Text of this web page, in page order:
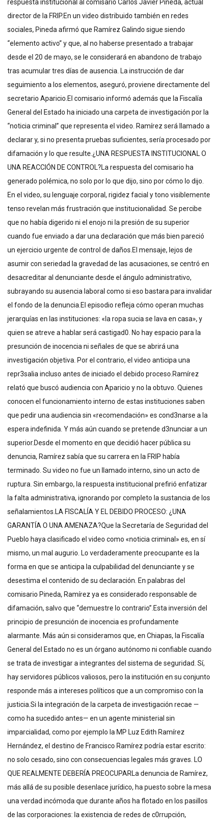
respuesta institucional al comisario Carlos Javier Pineda, actual
director de la FRIP.En un video distribuido también en redes
sociales, Pineda afirmó que Ramírez Galindo sigue siendo
“elemento activo” y que, al no haberse presentado a trabajar
desde el 20 de mayo, se le considerará en abandono de trabajo
tras acumular tres días de ausencia. La instrucción de dar
seguimiento a los elementos, aseguró, proviene directamente del
secretario Aparicio.El comisario informó además que la Fiscalía
General del Estado ha iniciado una carpeta de investigación por la
“noticia criminal” que representa el video. Ramírez será llamado a
declarar y, si no presenta pruebas suficientes, sería procesado por
difamación y lo que resulte.¿UNA RESPUESTA INSTITUCIONAL O
UNA REACCIÓN DE CONTROL?La respuesta del comisario ha
generado polémica, no solo por lo que dijo, sino por cómo lo dijo.
En el video, su lenguaje corporal, rigidez facial y tono visiblemente
tenso revelan más frustración que institucionalidad. Se percibe
que no había digerido ni el enojo ni la presión de su superior
cuando fue enviado a dar una declaración que más bien pareció
un ejercicio urgente de control de daños.El mensaje, lejos de
asumir con seriedad la gravedad de las acusaciones, se centró en
desacreditar al denunciante desde el ángulo administrativo,
subrayando su ausencia laboral como si eso bastara para invalidar
el fondo de la denuncia.El episodio refleja cómo operan muchas
jerarquías en las instituciones: «la ropa sucia se lava en casa», y
quien se atreve a hablar será castigad0. No hay espacio para la
presunción de inocencia ni señales de que se abrirá una
investigación objetiva. Por el contrario, el video anticipa una
repr3salia incluso antes de iniciado el debido proceso.Ramírez
relató que buscó audiencia con Aparicio y no la obtuvo. Quienes
conocen el funcionamiento interno de estas instituciones saben
que pedir una audiencia sin «recomendación» es cond3narse a la
espera indefinida. Y más aún cuando se pretende d3nunciar a un
superior.Desde el momento en que decidió hacer pública su
denuncia, Ramírez sabía que su carrera en la FRIP había
terminado. Su video no fue un llamado interno, sino un acto de
ruptura. Sin embargo, la respuesta institucional prefirió enfatizar
la falta administrativa, ignorando por completo la sustancia de los
señalamientos.LA FISCALÍA Y EL DEBIDO PROCESO: ¿UNA
GARANTÍA O UNA AMENAZA?Que la Secretaría de Seguridad del
Pueblo haya clasificado el video como «noticia criminal» es, en sí
mismo, un mal augurio. Lo verdaderamente preocupante es la
forma en que se anticipa la culpabilidad del denunciante y se
desestima el contenido de su declaración. En palabras del
comisario Pineda, Ramírez ya es considerado responsable de
difamación, salvo que “demuestre lo contrario”.Esta inversión del
principio de presunción de inocencia es profundamente
alarmante. Más aún si consideramos que, en Chiapas, la Fiscalía
General del Estado no es un órgano autónomo ni confiable cuando
se trata de investigar a integrantes del sistema de seguridad. Sí,
hay servidores públicos valiosos, pero la institución en su conjunto
responde más a intereses políticos que a un compromiso con la
justicia.Si la integración de la carpeta de investigación recae —
como ha sucedido antes— en un agente ministerial sin
imparcialidad, como por ejemplo la MP Luz Edith Ramírez
Hernández, el destino de Francisco Ramírez podría estar escrito:
no solo cesado, sino con consecuencias legales más graves. LO
QUE REALMENTE DEBERÍA PREOCUPARLa denuncia de Ramírez,
más allá de su posible desenlace jurídico, ha puesto sobre la mesa
una verdad incómoda que durante años ha flotado en los pasillos
de las corporaciones: la existencia de redes de c0rrupción,